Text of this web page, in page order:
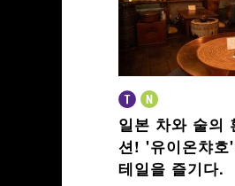
일본 차와 술의
션! '유이온챠
테일을 즐기다.